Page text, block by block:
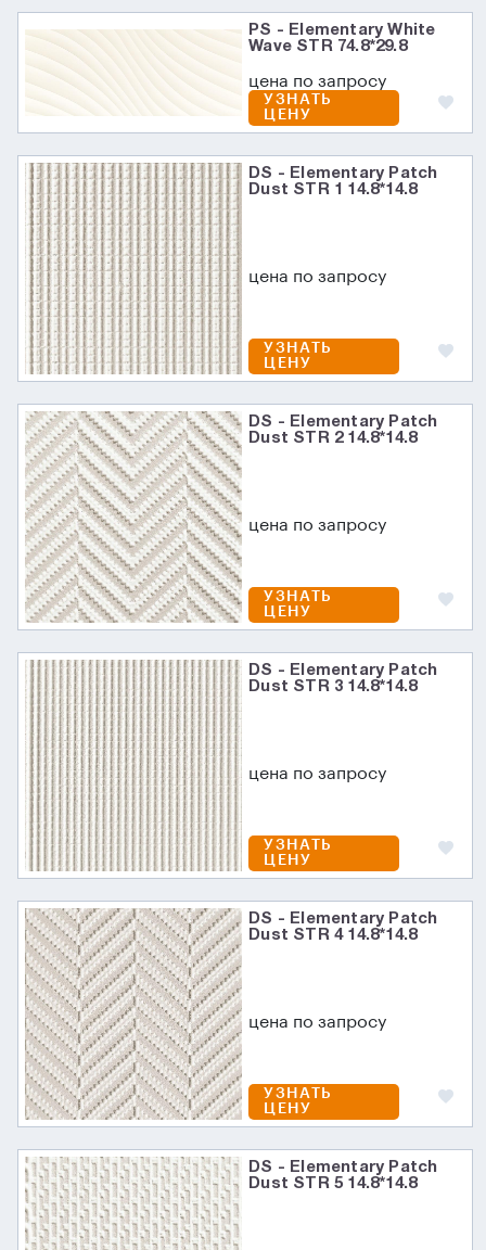
PS - Elementary White
Wave STR 74.8*29.8
цена по запросу
УЗНАТЬ
ЦЕНУ
DS - Elementary Patch
Dust STR 1 14.8*14.8
цена по запросу
УЗНАТЬ
ЦЕНУ
DS - Elementary Patch
Dust STR 2 14.8*14.8
цена по запросу
УЗНАТЬ
ЦЕНУ
DS - Elementary Patch
Dust STR 3 14.8*14.8
цена по запросу
УЗНАТЬ
ЦЕНУ
DS - Elementary Patch
Dust STR 4 14.8*14.8
цена по запросу
УЗНАТЬ
ЦЕНУ
DS - Elementary Patch
Dust STR 5 14.8*14.8